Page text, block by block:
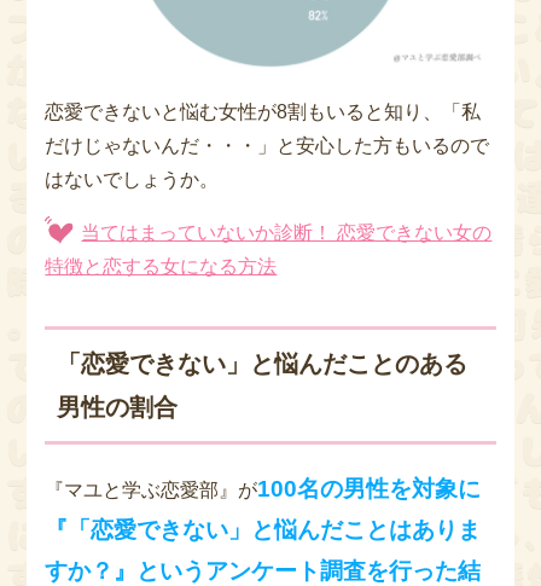
恋愛できないと悩む女性が8割もいると知り、「私
だけじゃないんだ・・・」と安心した方もいるので
はないでしょうか。
当てはまっていないか診断！ 恋愛できない女の
特徴と恋する女になる方法
「恋愛できない」と悩んだことのある
男性の割合
『マユと学ぶ恋愛部』が100名の男性を対象に
『「恋愛できない」と悩んだことはありま
すか？』というアンケート調査を行った結